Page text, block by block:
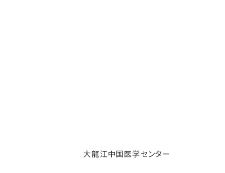
大龍江中国医学センター